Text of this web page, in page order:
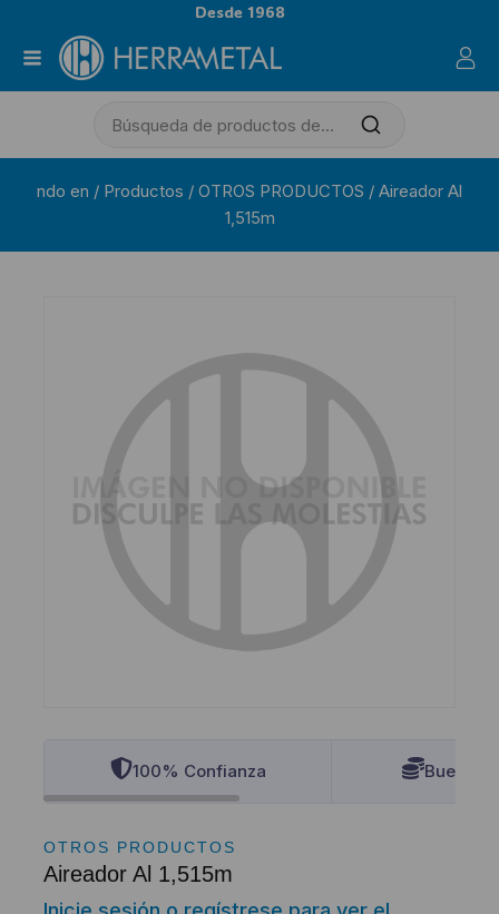
Desde 1968
ndo en / Productos / OTROS PRODUCTOS / Aireador Al
1,515m
100% Confianza Buenos
OTROS PRODUCTOS
Aireador Al 1,515m